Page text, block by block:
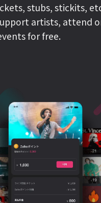
stubs, stickits,
artists, attend
for free.